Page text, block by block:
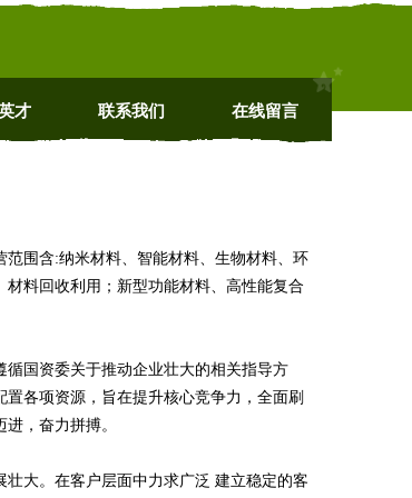
才 联系我们 在线留言
范围含:纳米材料、智能材料、生物材料、环
料回收利用；新型功能材料、高性能复合
国资委关于推动企业壮大的相关指导方
各项资源，旨在提升核心竞争力，全面刷
，奋力拼搏。
大。在客户层面中力求广泛 建立稳定的客